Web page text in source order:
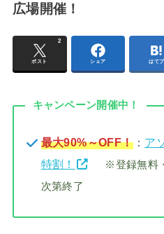
広場開催！
ポスト
2
シェア はてブ
キャンペーン開催中！
最大90%～OFF！： ア
特割！
※登録無料
次第終了